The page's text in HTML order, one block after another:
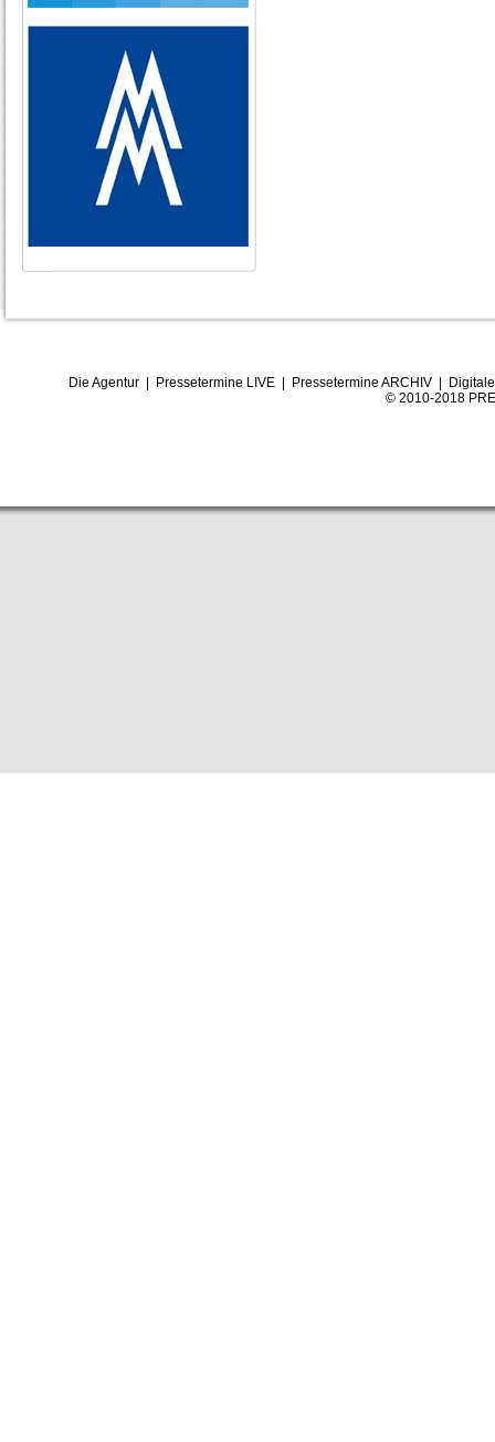
Die Agentur| Pressetermine LIVE| Pressetermine ARCHIV|
© 2010-2018